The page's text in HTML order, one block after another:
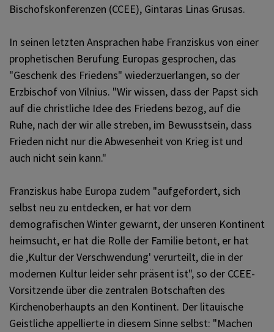
Bischofskonferenzen (CCEE), Gintaras Linas Grusas.
In seinen letzten Ansprachen habe Franziskus von einer
prophetischen Berufung Europas gesprochen, das
"Geschenk des Friedens" wiederzuerlangen, so der
Erzbischof von Vilnius. "Wir wissen, dass der Papst sich
auf die christliche Idee des Friedens bezog, auf die
Ruhe, nach der wir alle streben, im Bewusstsein, dass
Frieden nicht nur die Abwesenheit von Krieg ist und
auch nicht sein kann."
Franziskus habe Europa zudem "aufgefordert, sich
selbst neu zu entdecken, er hat vor dem
demografischen Winter gewarnt, der unseren Kontinent
heimsucht, er hat die Rolle der Familie betont, er hat
die ,Kultur der Verschwendung' verurteilt, die in der
modernen Kultur leider sehr präsent ist", so der CCEE-
Vorsitzende über die zentralen Botschaften des
Kirchenoberhaupts an den Kontinent. Der litauische
Geistliche appellierte in diesem Sinne selbst: "Machen